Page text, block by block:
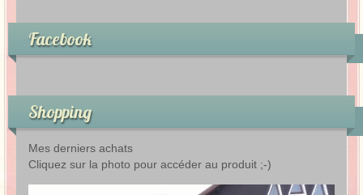
Facebook
Shopping
Mes derniers achats
Cliquez sur la photo pour accéder au produit ;-)